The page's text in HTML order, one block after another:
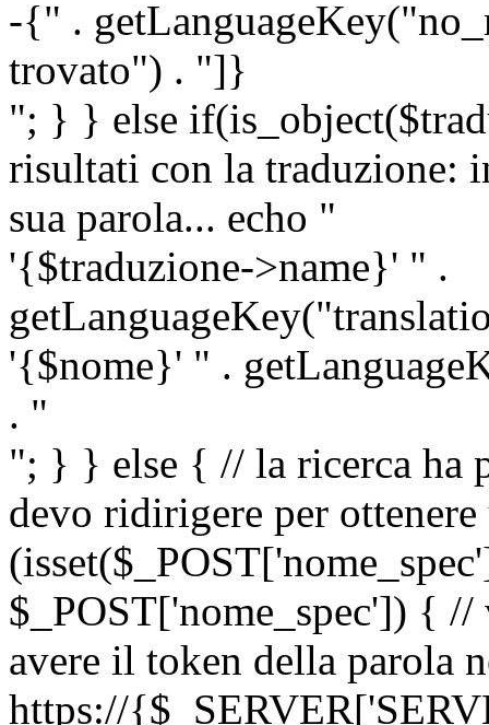
-{" .
trovato") . "]}
"; } } else
risultati con la traduzione:
sua parola... echo "
'{$traduzione->name}' " .
'{$nome}' " .
. "
"; } } else { // la ricerca ha
devo ridirigere per
$_POST['nome_spec']) {
avere il token della parola
https://